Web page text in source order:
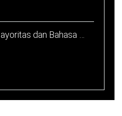
dan Bahasa …